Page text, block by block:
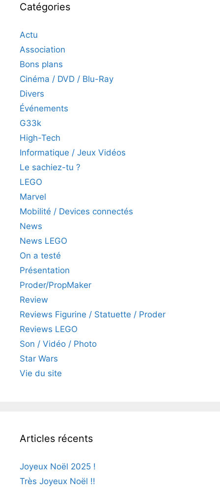
Catégories
Actu
Association
Bons plans
Cinéma / DVD / Blu-Ray
Divers
Événements
G33k
High-Tech
Informatique / Jeux Vidéos
Le sachiez-tu ?
LEGO
Marvel
Mobilité / Devices connectés
News
News LEGO
On a testé
Présentation
Proder/PropMaker
Review
Reviews Figurine / Statuette / Proder
Reviews LEGO
Son / Vidéo / Photo
Star Wars
Vie du site
Articles récents
Joyeux Noël 2025 !
Très Joyeux Noël !!